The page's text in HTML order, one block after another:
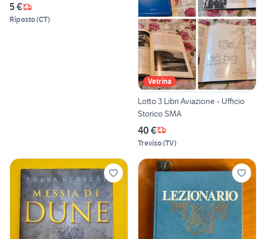
5 €
Riposto(CT)
Vetrina
Lotto 3 Libri Aviazione - Ufficio
Storico SMA
40 €
Treviso(TV)